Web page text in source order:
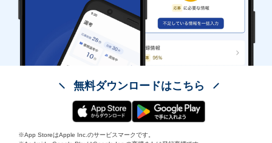
無料ダウンロードはこちら
※App StoreはApple Inc.のサービスマークです。